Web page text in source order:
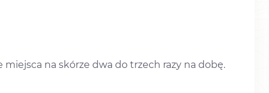
na skórze dwa do trzech razy na dobę.